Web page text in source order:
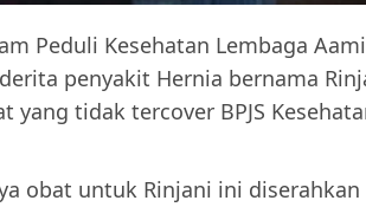
Peduli Kesehatan Lembaga
penyakit Hernia bernama
yang tidak tercover BPJS
obat untuk Rinjani ini